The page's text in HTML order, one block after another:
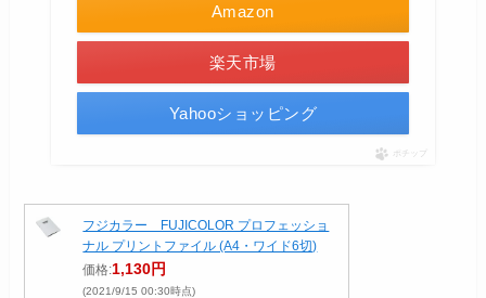
Amazon
楽天市場
Yahooショッピング
ポチップ
フジカラー FUJICOLOR プロフェッショ
ナル プリントファイル (A4・ワイド6切)
価格:1,130円
(2021/9/15 00:30時点)